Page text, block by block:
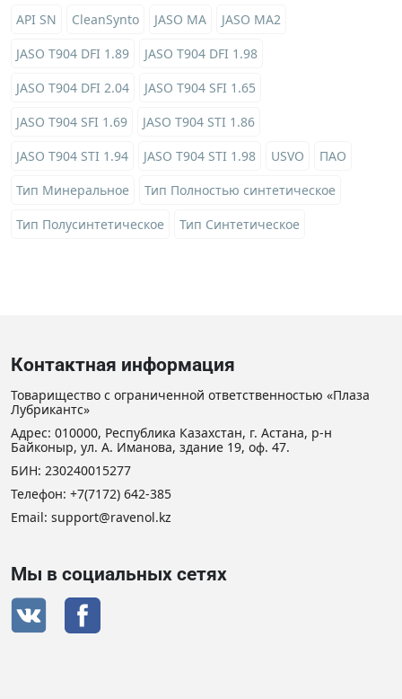
API SN
CleanSynto JASO MA
JASO MA2
JASO T904 DFI 1.89
JASO T904 DFI 1.98
JASO T904 DFI 2.04
JASO T904 SFI 1.65
JASO T904 SFI 1.69
JASO T904 STI 1.86
JASO T904 STI 1.94
JASO T904 STI 1.98 USVO
ПАО
Тип Минеральное
Тип Полностью синтетическое
Тип Полусинтетическое
Тип Синтетическое
Контактная информация
Товарищество с ограниченной ответственностью «Плаза
Лубрикантс»
Адрес: 010000, Республика Казахстан, г. Астана, р-н
Байконыр, ул. А. Иманова, здание 19, оф. 47.
БИН: 230240015277
Телефон: +7(7172) 642-385
Email: support@ravenol.kz
Мы в социальных сетях